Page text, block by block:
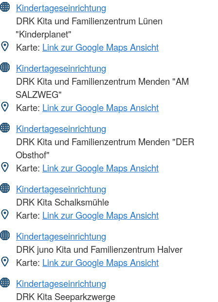
Kindertageseinrichtung
DRK Kita und Familienzentrum Lünen
"Kinderplanet"
Karte: Link zur Google Maps Ansicht
Kindertageseinrichtung
DRK Kita und Familienzentrum Menden "AM
SALZWEG"
Karte: Link zur Google Maps Ansicht
Kindertageseinrichtung
DRK Kita und Familienzentrum Menden "DER
Obsthof"
Karte: Link zur Google Maps Ansicht
Kindertageseinrichtung
DRK Kita Schalksmühle
Karte: Link zur Google Maps Ansicht
Kindertageseinrichtung
DRK juno Kita und Familienzentrum Halver
Karte: Link zur Google Maps Ansicht
Kindertageseinrichtung
DRK Kita Seeparkzwerge